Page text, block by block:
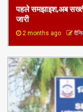
पहले समझाइश,अब
जारी
2 months ago